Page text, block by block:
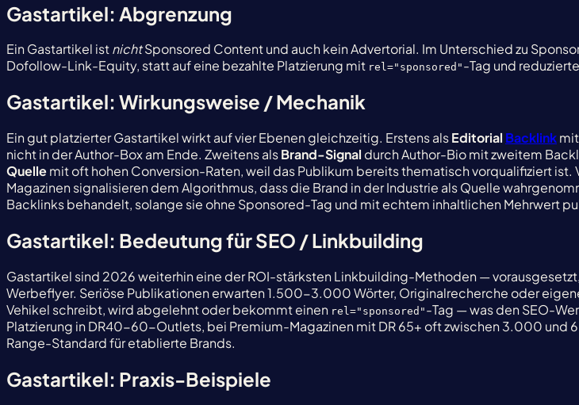
Gastartikel: Abgrenzung
Ein Gastartikel istnichtSponsored Content und auch kein Advertorial. Im Unterschied zu
Dofollow-Link-Equity, statt auf eine bezahlte Platzierung mit rel="sponsored" -Tag und
Gastartikel: Wirkungsweise / Mechanik
Ein gut platzierter Gastartikel wirkt auf vier Ebenen gleichzeitig. Erstens alsEditorial Backlink
nicht in der Author-Box am Ende. Zweitens alsBrand-Signal durch Author-Bio mit zweitem
Quellemit oft hohen Conversion-Raten, weil das Publikum bereits thematisch vorqualifiziert ist.
Magazinen signalisieren dem Algorithmus, dass die Brand in der Industrie als Quelle
Backlinks behandelt, solange sie ohne Sponsored-Tag und mit echtem inhaltlichen Mehrwert
Gastartikel: Bedeutung für SEO / Linkbuilding
Gastartikel sind 2026 weiterhin eine der ROI-stärksten Linkbuilding-Methoden —
Werbeflyer. Seriöse Publikationen erwarten 1.500-3.000 Wörter, Originalrecherche oder
Vehikel schreibt, wird abgelehnt oder bekommt einen rel="sponsored" -Tag — was den SEO-
Platzierung in DR40-60-Outlets, bei Premium-Magazinen mit DR 65+ oft zwischen 3.000 und
Range-Standard für etablierte Brands.
Gastartikel: Praxis-Beispiele